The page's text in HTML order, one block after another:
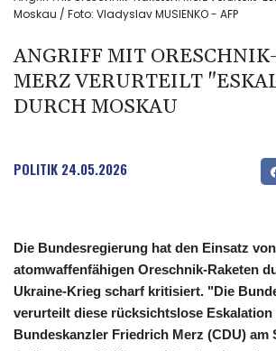
Moskau / Foto: Vladyslav MUSIENKO - AFP
ANGRIFF MIT
MERZ VERURTEILT
DURCH MOSKAU
POLITIK 24.05.2026
Die Bundesregierung hat den Einsatz von
atomwaffenfähigen Oreschnik-Raketen
Ukraine-Krieg scharf kritisiert. "Die
verurteilt diese rücksichtslose
Bundeskanzler Friedrich Merz (CDU) am